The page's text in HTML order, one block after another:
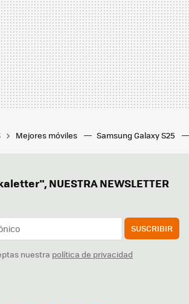
Mejores móviles Samsung Galaxy S25
NUESTRA NEWSLETTER
SUSCRIBIR
nuestra política de privacidad